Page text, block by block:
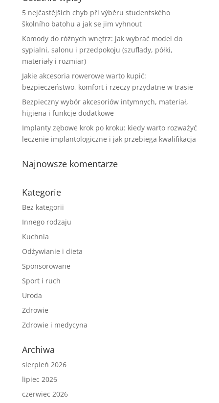
5 nejčastějších chyb při výběru studentského
školního batohu a jak se jim vyhnout
Komody do różnych wnętrz: jak wybrać model do
sypialni, salonu i przedpokoju (szuflady, półki,
materiały i rozmiar)
Jakie akcesoria rowerowe warto kupić:
bezpieczeństwo, komfort i rzeczy przydatne w trasie
Bezpieczny wybór akcesoriów intymnych, materiał,
higiena i funkcje dodatkowe
Implanty zębowe krok po kroku: kiedy warto rozważyć
leczenie implantologiczne i jak przebiega kwalifikacja
Najnowsze komentarze
Kategorie
Bez kategorii
Innego rodzaju
Kuchnia
Odżywianie i dieta
Sponsorowane
Sport i ruch
Uroda
Zdrowie
Zdrowie i medycyna
Archiwa
sierpień 2026
lipiec 2026
czerwiec 2026